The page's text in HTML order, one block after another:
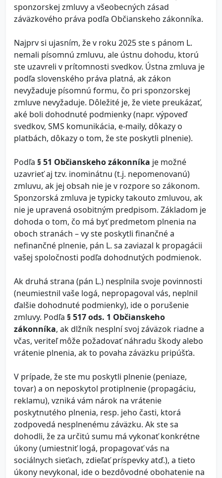
sponzorskej zmluvy a všeobecných zásad
záväzkového práva podľa Občianskeho zákonníka.
Najprv si ujasním, že v roku 2025 ste s pánom L.
nemali písomnú zmluvu, ale ústnu dohodu, ktorú
ste uzavreli v prítomnosti svedkov. Ústna zmluva je
podľa slovenského práva platná, ak zákon
nevyžaduje písomnú formu, čo pri sponzorskej
zmluve nevyžaduje. Dôležité je, že viete preukázať,
aké boli dohodnuté podmienky (napr. výpoveď
svedkov, SMS komunikácia, e-maily, dôkazy o
platbách, dôkazy o tom, že ste poskytli plnenie).
Podľa § 51 Občianskeho zákonníka je možné
uzavrieť aj tzv. inominátnu (t.j. nepomenovanú)
zmluvu, ak jej obsah nie je v rozpore so zákonom.
Sponzorská zmluva je typicky takouto zmluvou, ak
nie je upravená osobitným predpisom. Základom je
dohoda o tom, čo má byť predmetom plnenia na
oboch stranách – vy ste poskytli finančné a
nefinančné plnenie, pán L. sa zaviazal k propagácii
vašej spoločnosti podľa dohodnutých podmienok.
Ak druhá strana (pán L.) nesplnila svoje povinnosti
(neumiestnil vaše logá, nepropagoval vás, neplnil
ďalšie dohodnuté podmienky), ide o porušenie
zmluvy. Podľa § 517 ods. 1 Občianskeho
zákonníka, ak dlžník nesplní svoj záväzok riadne a
včas, veriteľ môže požadovať náhradu škody alebo
vrátenie plnenia, ak to povaha záväzku pripúšťa.
V prípade, že ste mu poskytli plnenie (peniaze,
tovar) a on neposkytol protiplnenie (propagáciu,
reklamu), vzniká vám nárok na vrátenie
poskytnutého plnenia, resp. jeho časti, ktorá
zodpovedá nesplnenému záväzku. Ak ste sa
dohodli, že za určitú sumu má vykonať konkrétne
úkony (umiestniť logá, propagovať vás na
sociálnych sieťach, zdieľať príspevky atď.), a tieto
úkony nevykonal, ide o bezdôvodné obohatenie na